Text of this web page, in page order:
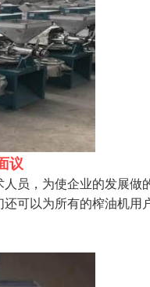
议
员，为使企业的发展
可以为所有的榨油机